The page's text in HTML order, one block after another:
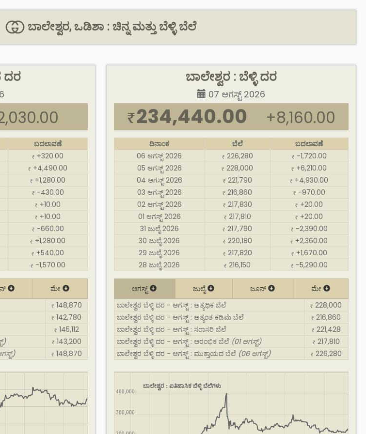
ಬಾಲೇಶ್ವರ, ಒಡಿಶಾ : ಚಿನ್ನ ಮತ್ತು ಬೆಳ್ಳಿ ಬೆಲೆ
ದರ
ಬದಲಾವಣೆ
₹ +320.00
₹ +4,490.00
₹ +1,280.00
₹ -430.00
₹ +10.00
₹ +10.00
₹ -660.00
₹ +1,280.00
₹ +540.00
₹ -1,570.00
ಮೇ
₹ 148,870
₹ 142,780
₹ 145,112
₹ 143,200
₹ 148,870
ಬಾಲೇಶ್ವರ : ಬೆಳ್ಳಿ ದರ
07 ಆಗಸ್ಟ್ 2026
₹234,440.00 +8,160.00
ದಿನಾಂಕ ಬೆಲೆ
ಬದಲಾವಣೆ
06 ಆಗಸ್ಟ್ 2026
₹ 226,280 ₹ -1,720.00
05 ಆಗಸ್ಟ್ 2026
₹ 228,000 ₹ +6,210.00
04 ಆಗಸ್ಟ್ 2026
₹ 221,790 ₹ +4,930.00
03 ಆಗಸ್ಟ್ 2026
₹ 216,860 ₹ -970.00
02 ಆಗಸ್ಟ್ 2026
₹ 217,830 ₹ +20.00
01 ಆಗಸ್ಟ್ 2026
₹ 217,810 ₹ +20.00
31 ಜುಲೈ 2026
₹ 217,790 ₹ -2,390.00
30 ಜುಲೈ 2026
₹ 220,180 ₹ +2,360.00
29 ಜುಲೈ 2026
₹ 217,820 ₹ +1,670.00
28 ಜುಲೈ 2026
₹ 216,150 ₹ -5,290.00
ಆಗಸ್ಟ್ ಜುಲೈ ಜೂನ್
ಮೇ
ಬಾಲೇಶ್ವರ ಬೆಳ್ಳಿ ದರ - ಆಗಸ್ಟ್ : ಅತ್ಯಧಿಕ ಬೆಲೆ
₹ 228,000
ಬಾಲೇಶ್ವರ ಬೆಳ್ಳಿ ದರ - ಆಗಸ್ಟ್ : ಅತ್ಯಂತ ಕಡಿಮೆ ಬೆಲೆ
₹ 216,860
ಬಾಲೇಶ್ವರ ಬೆಳ್ಳಿ ದರ - ಆಗಸ್ಟ್ : ಸರಾಸರಿ ಬೆಲೆ
₹ 221,428
ಬಾಲೇಶ್ವರ ಬೆಳ್ಳಿ ದರ - ಆಗಸ್ಟ್ : ಆರಂಭಿಕ ಬೆಲೆ (01 ಆಗಸ್ಟ್) ₹ 217,810
ಬಾಲೇಶ್ವರ ಬೆಳ್ಳಿ ದರ - ಆಗಸ್ಟ್ : ಮುಕ್ತಾಯದ ಬೆಲೆ (06 ಆಗಸ್ಟ್) ₹ 226,280
ಬಾಲೇಶ್ವರ : ಐತಿಹಾಸಿಕ ಬೆಳ್ಳಿ ಬೆಲೆಗಳು
300,000
400,000